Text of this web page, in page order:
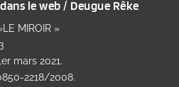
le web / Deugue Rêke
MIROIR »
mars 2021.
2218/2008.